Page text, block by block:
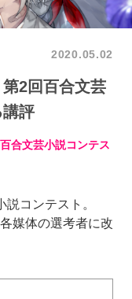
2020.05.02
2回百合文芸
評
百合文芸小説コンテス
コンテスト。
媒体の選考者に改
は至らなかった良